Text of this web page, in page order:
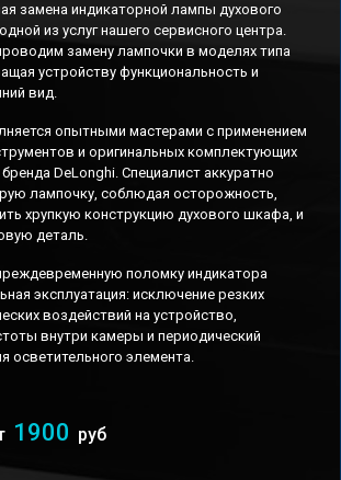
замена индикаторной лампы духового
из услуг нашего сервисного центра.
замену лампочки в моделях типа
устройству функциональность и
вид.
опытными мастерами с применением
и оригинальных комплектующих
DeLonghi. Специалист аккуратно
лампочку, соблюдая осторожность,
хрупкую конструкцию духового шкафа, и
деталь.
поломку индикатора
эксплуатация: исключение резких
воздействий на устройство,
внутри камеры и периодический
осветительного элемента.
1900 руб